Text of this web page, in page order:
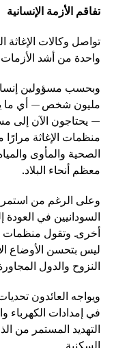
تفاقم الأزمة الإنسانية
تواصل وكالات الإغاثة
واحدة من أشد الأزمات
— يحتاجون الآن إلى
منظمات الإغاثة
الصحية والمأوى
معظم أنحاء البلاد.
وعلى الرغم من
السودانيين في
أخرى. وتقول منظمات
ليس بتحسن الأوضاع
النزوح والدول
ويواجه العائدون
في إمدادات الكهرباء
التهديد المستمر من